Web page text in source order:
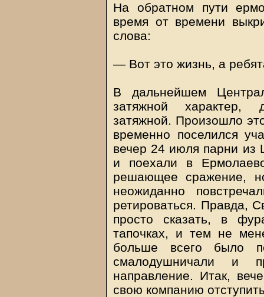
На обратном пути
время от времени
слова:
— Вот это жизнь, а
В дальнейшем
затяжной характер,
затяжной. Произошло
временно поселился
вечер 24 июля парни из
и поехали в
решающее сражение,
неожиданно
ретироваться. Правда,
просто сказать, в
тапочках, и тем не
больше всего было
смалодушничали и
направление. Итак,
свою компанию